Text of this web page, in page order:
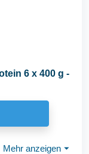
6 x 400 g -
Mehr anzeigen ⏷